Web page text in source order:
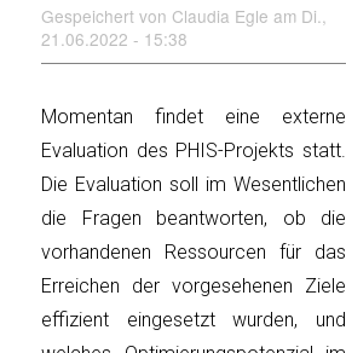
Gespeichert von Claudia Egle am Di.,
21.06.2022 - 15:38
Momentan findet eine externe
Evaluation des PHIS-Projekts statt.
Die Evaluation soll im Wesentlichen
die Fragen beantworten, ob die
vorhandenen Ressourcen für das
Erreichen der vorgesehenen Ziele
effizient eingesetzt wurden, und